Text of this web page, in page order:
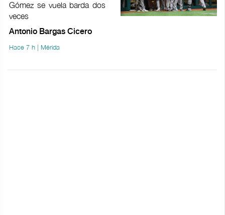
Gómez se vuela barda dos
veces
Antonio Bargas Cicero
Hace 7 h | Mérida